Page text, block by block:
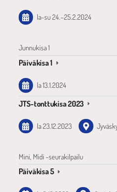
la-su24. –25.2.2024
Junnukisa 1
Päiväkisa 1
la 13.1.2024
JTS-tonttukisa 2023
la 23.12.2023
Mini, Midi -seurakilpailu
Päiväkisa 5